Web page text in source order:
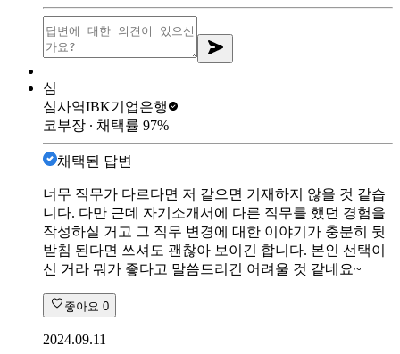
심
심사역IBK기업은행
코부장 ∙ 채택률 97%
채택된 답변
너무 직무가 다르다면 저 같으면 기재하지 않을 것 같습
니다. 다만 근데 자기소개서에 다른 직무를 했던 경험을
작성하실 거고 그 직무 변경에 대한 이야기가 충분히 뒷
받침 된다면 쓰셔도 괜찮아 보이긴 합니다. 본인 선택이
신 거라 뭐가 좋다고 말씀드리긴 어려울 것 같네요~
좋아요 0
2024.09.11